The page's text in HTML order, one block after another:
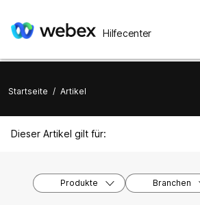
Hilfecenter
Startseite / Artikel
Dieser Artikel gilt für:
Produkte Branchen